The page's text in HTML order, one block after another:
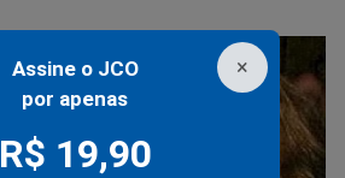
×
Assine o JCO
por apenas
R$ 19,90